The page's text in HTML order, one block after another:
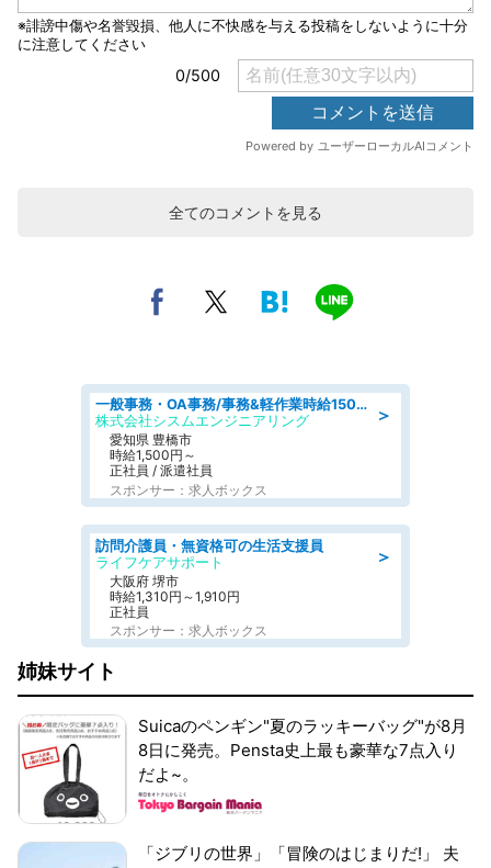
全てのコメントを見る
＞
一般事務・OA事務/事務&軽作業時給1500円土日祝休み各種社保完備
株式会社シスムエンジニアリング
愛知県 豊橋市
時給1,500円～
正社員 / 派遣社員
スポンサー：求人ボックス
＞
訪問介護員・無資格可の生活支援員
ライフケアサポート
大阪府 堺市
時給1,310円～1,910円
正社員
スポンサー：求人ボックス
姉妹サイト
Suicaのペンギン"夏のラッキーバッグ"が8月
8日に発売。Pensta史上最も豪華な7点入り
だよ~。
「ジブリの世界」「冒険のはじまりだ!」 夫